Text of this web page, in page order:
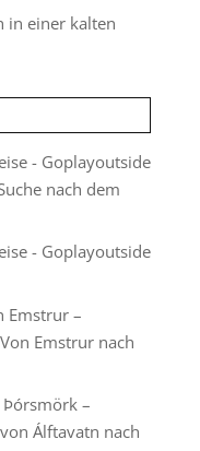
in einer kalten
- Goplayoutside
nach dem
- Goplayoutside
Emstrur –
Emstrur nach
Þórsmörk –
Álftavatn nach